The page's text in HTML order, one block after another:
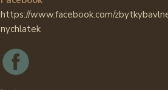
https://www.facebook.com/
nychlatek